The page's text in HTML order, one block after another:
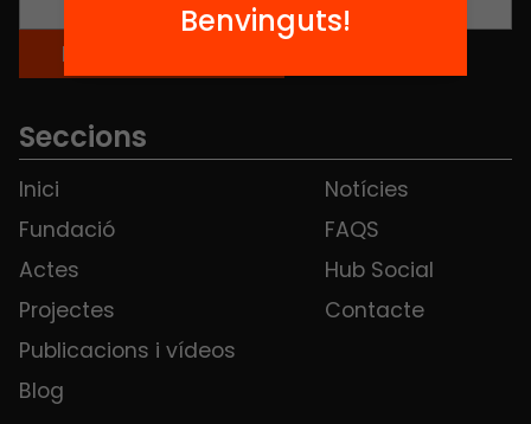
Seccions
Inici
Fundació
Actes
Projectes
Publicacions i vídeos
Blog
Notícies
FAQS
Hub Social
Contacte
Benvinguts!